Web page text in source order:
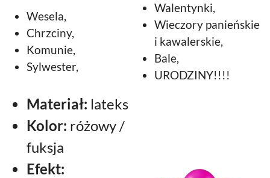
Wesela,
Chrzciny,
Komunie,
Sylwester,
Walentynki,
Wieczory panieńskie
i kawalerskie,
Bale,
URODZINY!!!!
Materiał: lateks
Kolor: różowy /
fuksja
Efekt: